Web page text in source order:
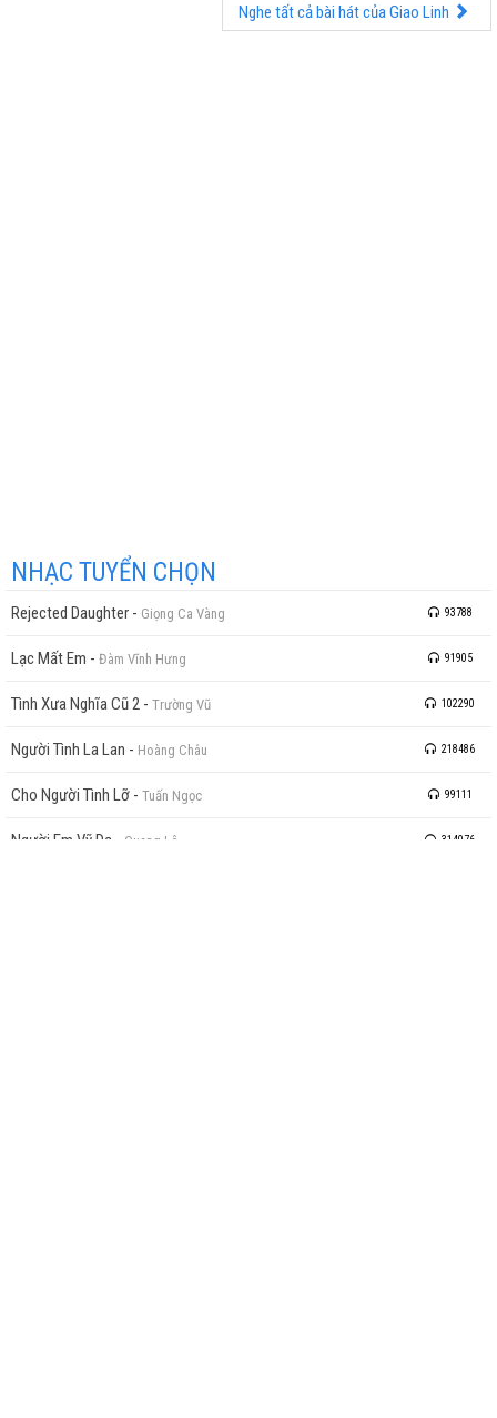
Nghe tất cả bài hát của Giao Linh
NHẠC TUYỂN CHỌN
Rejected Daughter - Giọng Ca Vàng 93788
Lạc Mất Em - Đàm Vĩnh Hưng 91905
Tình Xưa Nghĩa Cũ 2 - Trường Vũ 102290
Người Tình La Lan - Hoàng Châu 218486
Cho Người Tình Lỡ - Tuấn Ngọc 99111
Người Em Vỹ Dạ Quang Lê 314076